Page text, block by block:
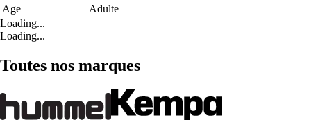
Age
Adulte
Loading...
Loading...
Toutes nos marques